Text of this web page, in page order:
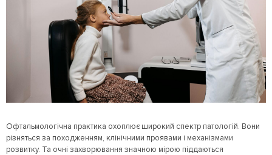
Офтальмологічна практика охоплює широкий спектр патологій. Вони
різняться за походженням, клінічними проявами і механізмами
розвитку. Та очні захворювання значною мірою піддаються